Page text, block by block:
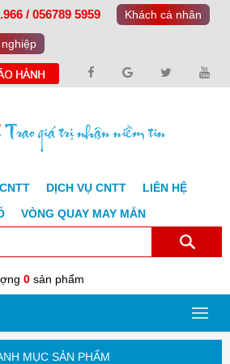
/ 056789 5959 Khách cá nhân
DỊCH VỤ CNTT
LIÊN HỆ
VÒNG QUAY MAY MẮN
0 sản phẩm
MỤC SẢN PHẨM